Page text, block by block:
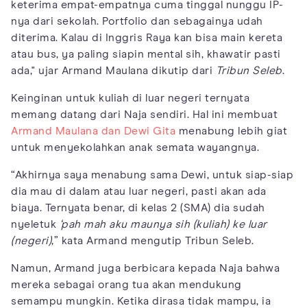
keterima empat-empatnya cuma tinggal nunggu IP-
nya dari sekolah. Portfolio dan sebagainya udah
diterima. Kalau di Inggris Raya kan bisa main kereta
atau bus, ya paling siapin mental sih, khawatir pasti
ada," ujar Armand Maulana dikutip dari Tribun Seleb.
Keinginan untuk kuliah di luar negeri ternyata
memang datang dari Naja sendiri. Hal ini membuat
Armand Maulana dan Dewi Gita menabung lebih giat
untuk menyekolahkan anak semata wayangnya.
“Akhirnya saya menabung sama Dewi, untuk siap-siap
dia mau di dalam atau luar negeri, pasti akan ada
biaya. Ternyata benar, di kelas 2 (SMA) dia sudah
nyeletuk ‘pah mah aku maunya sih (kuliah) ke luar
(negeri),” kata Armand mengutip Tribun Seleb.
Namun, Armand juga berbicara kepada Naja bahwa
mereka sebagai orang tua akan mendukung
semampu mungkin. Ketika dirasa tidak mampu, ia